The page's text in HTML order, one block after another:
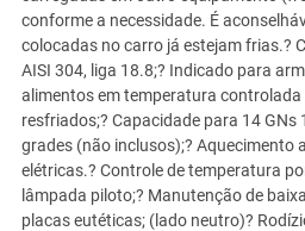
conforme a necessidade. É
colocadas no carro já estejam frias.?
AISI 304, liga 18.8;? Indicado para
alimentos em temperatura controlada
resfriados;? Capacidade para 14
grades (não inclusos);? Aquecimento
elétricas.? Controle de temperatura
lâmpada piloto;? Manutenção de
placas eutéticas; (lado neutro)?